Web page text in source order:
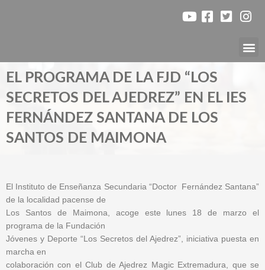
EL PROGRAMA DE LA FJD “LOS
SECRETOS DEL AJEDREZ” EN EL IES
FERNÁNDEZ SANTANA DE LOS
SANTOS DE MAIMONA
El Instituto de Enseñanza Secundaria “Doctor Fernández Santana”
de la localidad pacense de
Los Santos de Maimona, acoge este lunes 18 de marzo el
programa de la Fundación
Jóvenes y Deporte “Los Secretos del Ajedrez”, iniciativa puesta en
marcha en
colaboración con el Club de Ajedrez Magic Extremadura, que se